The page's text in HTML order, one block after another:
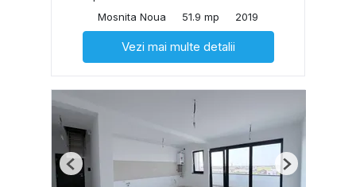
Mosnita Noua
51.9 mp 2019
Vezi mai multe detalii
Previous Next